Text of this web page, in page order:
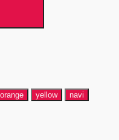
orange yellow
navi